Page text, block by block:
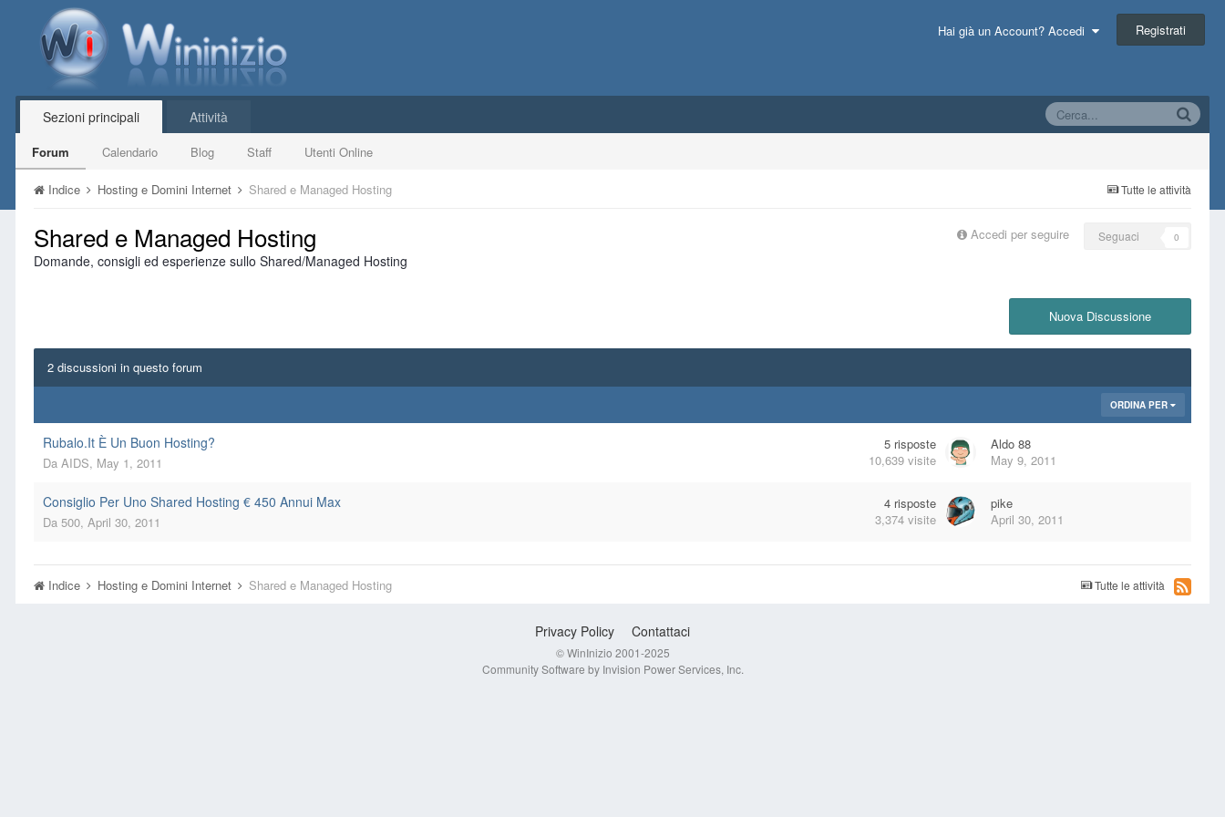
Hai già un Account? Accedi Registrati
Sezioni principali
Forum Calendario Blog Staff Utenti Online
Attività
Tutte le attività
Indice Hosting e Domini Internet Shared e Managed Hosting
Shared e Managed Hosting Accedi per seguire Seguaci 0
Domande, consigli ed esperienze sullo Shared/Managed Hosting
Nuova Discussione
2 discussioni in questo forum
ORDINA PER
Rubalo.It È Un Buon Hosting?
Da AIDS, May 1, 2011
5 risposte
10,639 visite
Aldo 88
May 9, 2011
Consiglio Per Uno Shared Hosting € 450 Annui Max
Da 500, April 30, 2011
4 risposte
3,374 visite
pike
April 30, 2011
Tutte le attività
Indice Hosting e Domini Internet Shared e Managed Hosting
Privacy Policy Contattaci
© WinInizio 2001-2025
Community Software by Invision Power Services, Inc.